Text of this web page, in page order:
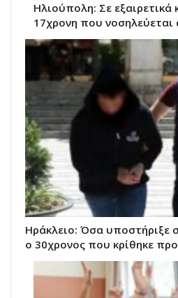
Ηλιούπολη: Σε εξαιρετικά
17χρονη που
Ηράκλειο: Όσα υποστήριξε
ο 30χρονος που κρίθηκε